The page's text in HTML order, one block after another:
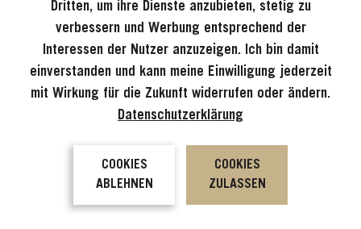
Dritten, um ihre Dienste anzubieten, stetig zu
verbessern und Werbung entsprechend der
Interessen der Nutzer anzuzeigen. Ich bin damit
einverstanden und kann meine Einwilligung jederzeit
mit Wirkung für die Zukunft widerrufen oder ändern.
Datenschutzerklärung
COOKIES
ABLEHNEN
COOKIES
ZULASSEN